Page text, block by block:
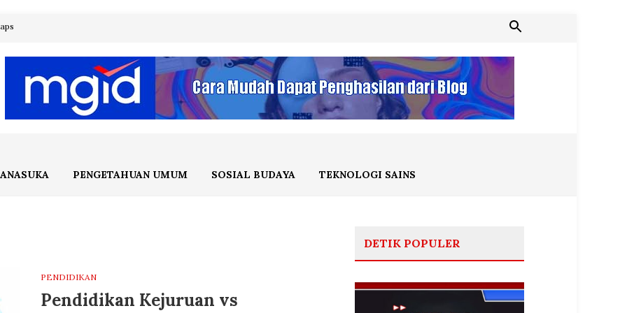
PENGETAHUAN UMUM SOSIAL BUDAYA TEKNOLOGI SAINS
PENDIDIKAN
Pendidikan Kejuruan vs
DETIK POPULER